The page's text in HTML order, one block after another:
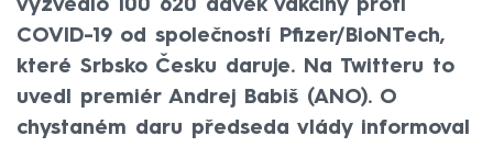
vyzvedlo 100 620 dávek vakcíny proti
COVID-19 od společností Pfizer/BioNTech,
které Srbsko Česku daruje. Na Twitteru to
uvedl premiér Andrej Babiš (ANO). O
chystaném daru předseda vlády informoval